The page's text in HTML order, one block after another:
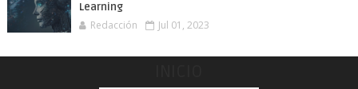
Learning
Redacción Jul 01, 2023